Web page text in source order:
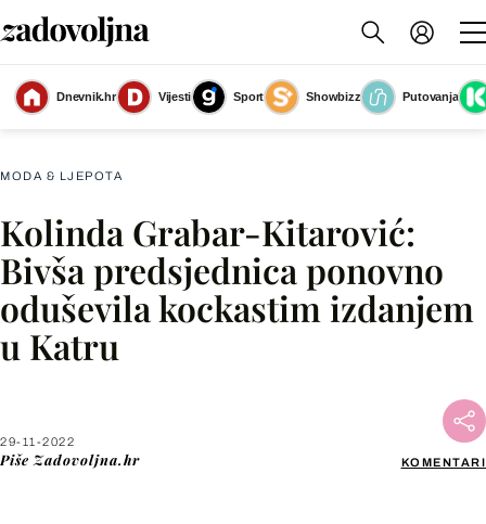
Dnevnik.hr Vijesti Sport Showbizz
Putovanja
Slika nije dostupna
MODA & LJEPOTA
Kolinda Grabar-Kitarović:
Bivša predsjednica ponovno
oduševila kockastim izdanjem
u Katru
29-11-2022
Piše Zadovoljna.hr KOMENTARI
Facebook
X